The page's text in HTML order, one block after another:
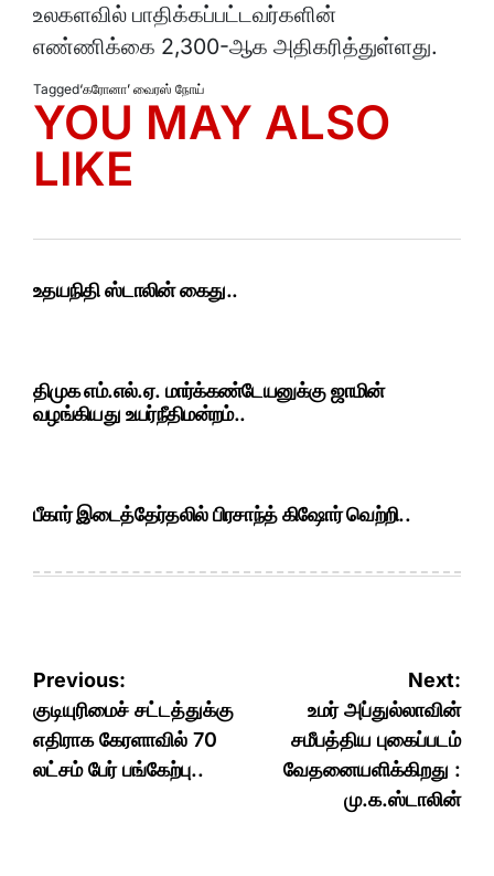
உலகளவில் பாதிக்கப்பட்டவர்களின்
எண்ணிக்கை 2,300-ஆக அதிகரித்துள்ளது.
Tagged‘கரோனா’ வைரஸ் நோய்
YOU MAY ALSO
LIKE
உதயநிதி ஸ்டாலின் கைது..
திமுக எம்.எல்.ஏ. மார்க்கண்டேயனுக்கு ஜாமின்
வழங்கியது உயர்நீதிமன்றம்..
பீகார் இடைத்தேர்தலில் பிரசாந்த் கிஷோர் வெற்றி..
Post
navigation
Previous:
குடியுரிமைச் சட்டத்துக்கு
எதிராக கேரளாவில் 70
லட்சம் பேர் பங்கேற்பு..
Next:
உமர் அப்துல்லாவின்
சமீபத்திய புகைப்படம்
வேதனையளிக்கிறது :
மு.க.ஸ்டாலின்